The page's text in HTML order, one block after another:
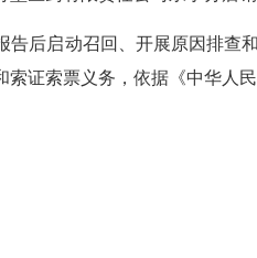
告后启动召回、开展原因排查
证索票义务，依据《中华人